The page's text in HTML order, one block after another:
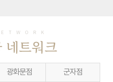
네트워크
광화문점 군자점